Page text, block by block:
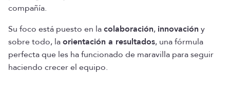
compañía.
Su foco está puesto en lacolaboración, innovación y
sobre todo, laorientación a resultados, una fórmula
perfecta que les ha funcionado de maravilla para seguir
haciendo crecer el equipo.